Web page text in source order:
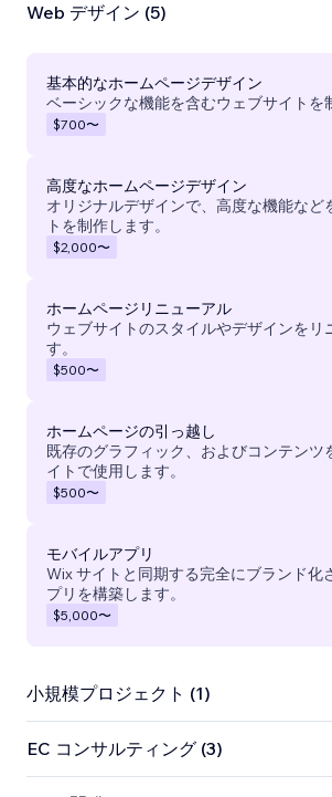
Web デザイン (5)
基本的なホームページデザイン
ベーシックな機能を含むウェブサイトを
$700〜
高度なホームページデザイン
オリジナルデザインで、高度な機能など
トを制作します。
$2,000〜
ホームページリニューアル
ウェブサイトのスタイルやデザインをリ
す。
$500〜
ホームページの引っ越し
既存のグラフィック、およびコンテンツ
イトで使用します。
$500〜
モバイルアプリ
Wix サイトと同期する完全にブランド化
プリを構築します。
$5,000〜
小規模プロジェクト (1)
EC コンサルティング (3)